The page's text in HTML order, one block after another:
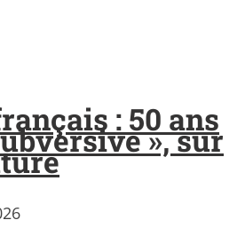
: 50 ans
», sur